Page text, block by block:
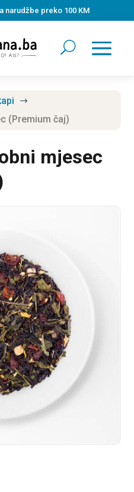
narudžbe preko 100 KM
$
(Premium čaj)
mjesec